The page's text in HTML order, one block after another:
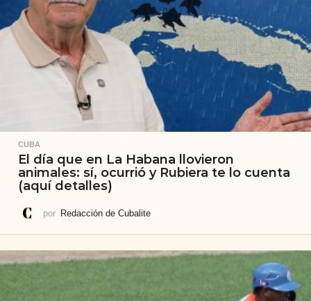
CUBA
El día que en La Habana llovieron
animales: sí, ocurrió y Rubiera te lo cuenta
(aquí detalles)
por Redacción de Cubalite